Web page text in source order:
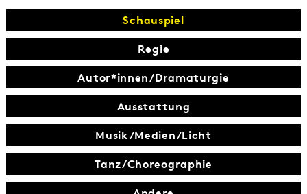
Schauspiel
Regie
Autor*innen/Dramaturgie
Ausstattung
Musik/Medien/Licht
Tanz/Choreographie